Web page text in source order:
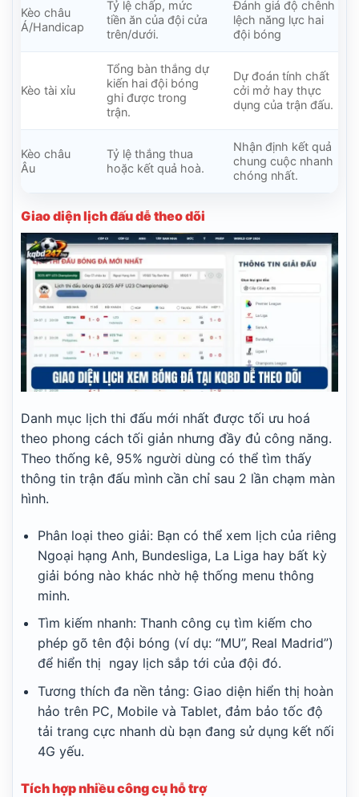
Kèo châu
Á/Handicap
Tỷ lệ chấp, mức
tiền ăn của đội cửa
trên/dưới.
Đánh giá độ chênh
lệch năng lực hai
đội bóng
Kèo tài xỉu
Tổng bàn thắng dự
kiến hai đội bóng
ghi được trong
trận.
Dự đoán tính chất
cởi mở hay thực
dụng của trận đấu.
Kèo châu
Âu
Tỷ lệ thắng thua
hoặc kết quả hoà.
Nhận định kết quả
chung cuộc nhanh
chóng nhất.
Giao diện lịch đấu dễ theo dõi
Danh mục lịch thi đấu mới nhất được tối ưu hoá
theo phong cách tối giản nhưng đầy đủ công năng.
Theo thống kê, 95% người dùng có thể tìm thấy
thông tin trận đấu mình cần chỉ sau 2 lần chạm màn
hình.
Phân loại theo giải: Bạn có thể xem lịch của riêng
Ngoại hạng Anh, Bundesliga, La Liga hay bất kỳ
giải bóng nào khác nhờ hệ thống menu thông
minh.
Tìm kiếm nhanh: Thanh công cụ tìm kiếm cho
phép gõ tên đội bóng (ví dụ: “MU”, Real Madrid”)
để hiển thị ngay lịch sắp tới của đội đó.
Tương thích đa nền tảng: Giao diện hiển thị hoàn
hảo trên PC, Mobile và Tablet, đảm bảo tốc độ
tải trang cực nhanh dù bạn đang sử dụng kết nối
4G yếu.
Tích hợp nhiều công cụ hỗ trợ